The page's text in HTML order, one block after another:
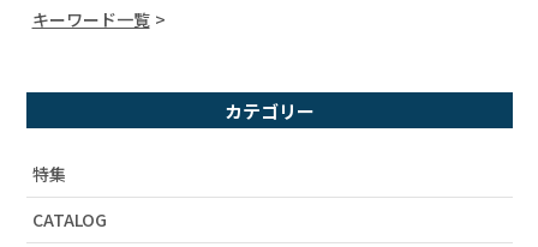
キーワード一覧
# コーディネート
# ユニセックス
# 柄シャツ
# セットアップ
# 財布
カテゴリー
特集
CATALOG